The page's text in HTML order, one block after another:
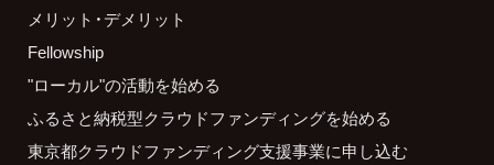
メリット・デメリット
Fellowship
"ローカル"の活動を始める
ふるさと納税型クラウドファンディングを始める
東京都クラウドファンディング支援事業に申し込む